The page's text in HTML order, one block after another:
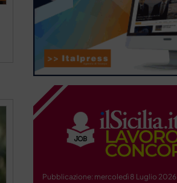
Pubblicazione: mercoledì 8 Luglio 2026